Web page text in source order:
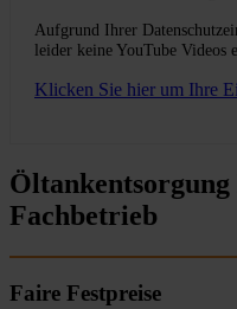
Aufgrund Ihrer
leider keine YouTube Videos
Klicken Sie hier um Ihre
Öltankentsorgung
Fachbetrieb
Faire Festpreise